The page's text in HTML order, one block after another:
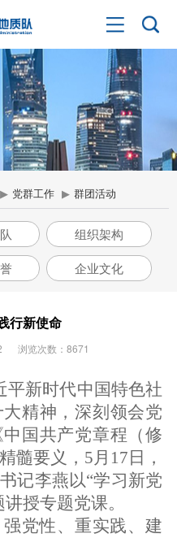
▶ 党群工作 ▶ 群团活动
组织架构
企业文化
行新使命
浏览次数：8671
平新时代中国特色社
精神，深刻领会党
国共产党章程（修
髓要义， 5月17日，
记李燕以“学习新党
授专题党课。
强党性、重实践、建